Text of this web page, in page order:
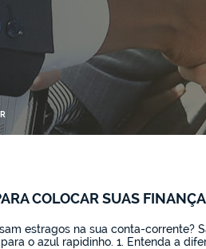
COLOCAR SUAS
estragos na sua conta-corrente?
o azul rapidinho. 1. Entenda a